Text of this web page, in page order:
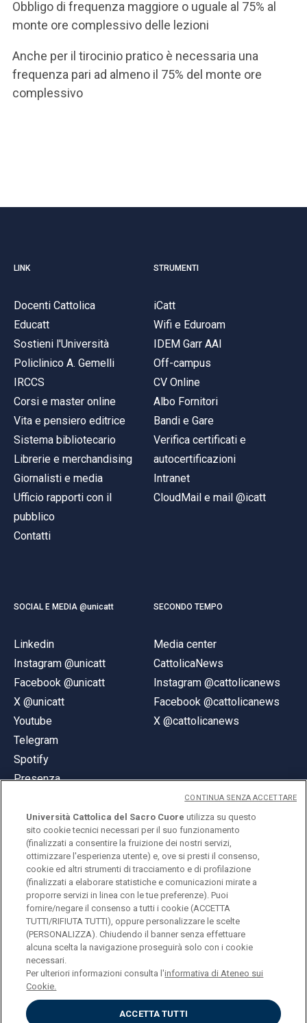
Obbligo di frequenza maggiore o uguale al 75% al
monte ore complessivo delle lezioni
Anche per il tirocinio pratico è necessaria una
frequenza pari ad almeno il 75% del monte ore
complessivo
LINK
Docenti Cattolica
Educatt
Sostieni l'Università
Policlinico A. Gemelli
IRCCS
Corsi e master online
Vita e pensiero editrice
Sistema bibliotecario
Librerie e merchandising
Giornalisti e media
Ufficio rapporti con il
pubblico
Contatti
STRUMENTI
iCatt
Wifi e Eduroam
IDEM Garr AAI
Off-campus
CV Online
Albo Fornitori
Bandi e Gare
Verifica certificati e
autocertificazioni
Intranet
CloudMail e mail @icatt
SOCIAL E MEDIA @unicatt
Linkedin
Instagram @unicatt
Facebook @unicatt
X @unicatt
Youtube
Telegram
Spotify
Presenza
SECONDO TEMPO
Media center
CattolicaNews
Instagram @cattolicanews
Facebook @cattolicanews
X @cattolicanews
© Università Cattolica del Sacro Cuore
Largo A. Gemelli 1, 20123 Milano
PI 02133120150
ENGLISH
Università Cattolica del Sacro Cuore utilizza su questo
sito cookie tecnici necessari per il suo funzionamento
(finalizzati a consentire la fruizione dei nostri servizi,
ottimizzare l'esperienza utente) e, ove si presti il consenso,
cookie ed altri strumenti di tracciamento e di profilazione
(finalizzati a elaborare statistiche e comunicazioni mirate a
proporre servizi in linea con le tue preferenze). Puoi
fornire/negare il consenso a tutti i cookie (ACCETTA
TUTTI/RIFIUTA TUTTI), oppure personalizzare le scelte
(PERSONALIZZA). Chiudendo il banner senza effettuare
alcuna scelta la navigazione proseguirà solo con i cookie
necessari.
Per ulteriori informazioni consulta l'informativa di Ateneo sui
Cookie.
ACCETTA TUTTI
CONTINUA SENZA ACCETTARE